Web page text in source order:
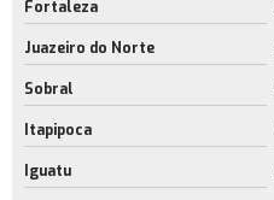
Fortaleza
Juazeiro do Norte
Sobral
Itapipoca
Iguatu